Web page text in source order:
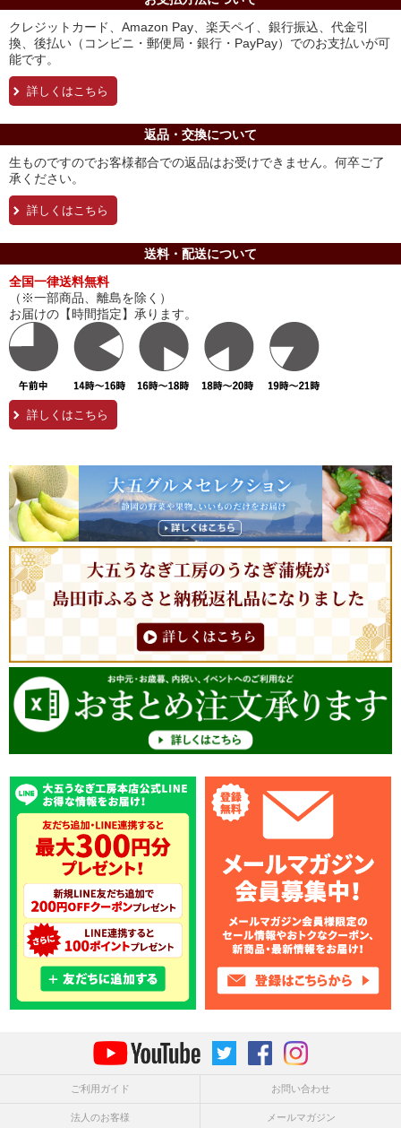
クレジットカード、Amazon Pay、楽天ペイ、銀行振込、代金引
換、後払い（コンビニ・郵便局・銀行・PayPay）でのお支払いが可
能です。
詳しくはこちら
返品・交換について
生ものですのでお客様都合での返品はお受けできません。何卒ご了
承ください。
詳しくはこちら
送料・配送について
全国一律送料無料
（※一部商品、離島を除く）
お届けの【時間指定】承ります。
詳しくはこちら
ご利用ガイド お問い合わせ
法人のお客様 メールマガジン